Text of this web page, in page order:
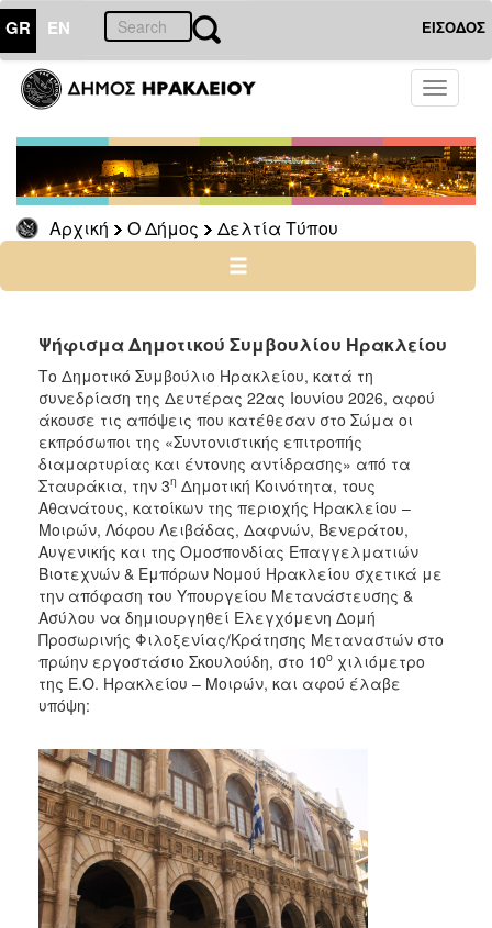
GR EN ΕΙΣΟΔΟΣ
Toggle
Αρχική Ο Δήμος Δελτία Τύπου
ΔΗΜΟΣ
Δελτία
Τύπου
Αρχείο
ΠΟΛΙΤΙΣΜΟΣ
ΑΝΘΕΚΤΙΚΗ
ΠΟΛΗ
Ψήφισμα Δημοτικού Συμβουλίου Ηρακλείου
Το Δημοτικό Συμβούλιο Ηρακλείου, κατά τη
συνεδρίαση της Δευτέρας 22ας Ιουνίου 2026, αφού
άκουσε τις απόψεις που κατέθεσαν στο Σώμα οι
εκπρόσωποι της «Συντονιστικής επιτροπής
διαμαρτυρίας και έντονης αντίδρασης» από τα
Σταυράκια, την 3η Δημοτική Κοινότητα, τους
Αθανάτους, κατοίκων της περιοχής Ηρακλείου –
Μοιρών, Λόφου Λειβάδας, Δαφνών, Βενεράτου,
Αυγενικής και της Ομοσπονδίας Επαγγελματιών
Βιοτεχνών & Εμπόρων Νομού Ηρακλείου σχετικά με
την απόφαση του Υπουργείου Μετανάστευσης &
Ασύλου να δημιουργηθεί Ελεγχόμενη Δομή
Προσωρινής Φιλοξενίας/Κράτησης Μεταναστών στο
πρώην εργοστάσιο Σκουλούδη, στο 10ο χιλιόμετρο
της Ε.Ο. Ηρακλείου – Μοιρών, και αφού έλαβε
υπόψη: